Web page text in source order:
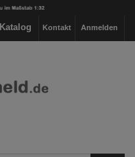
Anmelden
Kontakt
Katalog